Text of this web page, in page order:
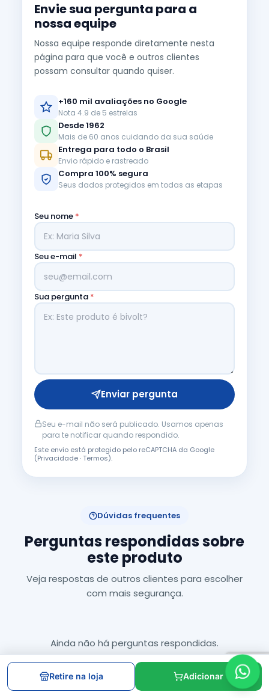
Envie sua pergunta para a
nossa equipe
Nossa equipe responde diretamente nesta
página para que você e outros clientes
possam consultar quando quiser.
+160 mil avaliações no Google
Nota 4.9 de 5 estrelas
Desde 1962
Mais de 60 anos cuidando da sua saúde
Entrega para todo o Brasil
Envio rápido e rastreado
Compra 100% segura
Seus dados protegidos em todas as etapas
Seu nome *
Seu e-mail *
Sua pergunta *
Enviar pergunta
Seu e-mail não será publicado. Usamos apenas
para te notificar quando respondido.
Este envio está protegido pelo reCAPTCHA da Google
(Privacidade·Termos).
Dúvidas frequentes
Perguntas respondidas sobre
este produto
Veja respostas de outros clientes para escolher
com mais segurança.
Ainda não há perguntas respondidas.
Retire na loja Adicionar